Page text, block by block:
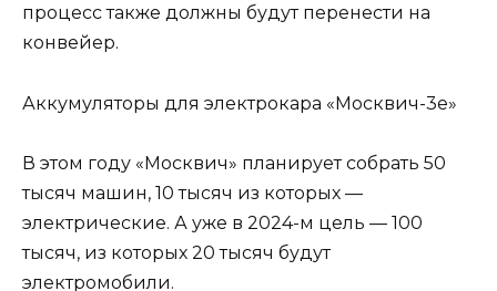
процесс также должны будут перенести на
конвейер.
Аккумуляторы для электрокара «Москвич-3е»
В этом году «Москвич» планирует собрать 50
тысяч машин, 10 тысяч из которых —
электрические. А уже в 2024-м цель — 100
тысяч, из которых 20 тысяч будут
электромобили.